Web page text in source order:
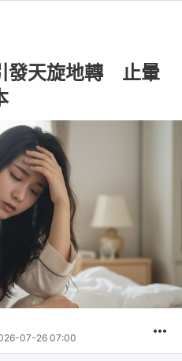
發天旋地轉 止暈
07-26 07:00